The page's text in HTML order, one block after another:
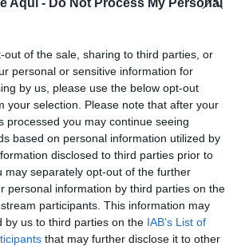
out of the sale, sharing to third parties, or
personal or sensitive information for
by us, please use the below opt-out
your selection. Please note that after your
processed you may continue seeing
based on personal information utilized by
disclosed to third parties prior to
may separately opt-out of the further
personal information by third parties on the
participants. This information may
by us to third parties on the IAB’s List of
that may further disclose it to other
de Turismo, se ha diseñado una
espectáculos musicales,
y tradiciones, reforzando el
de Benicàssim como destino cultural